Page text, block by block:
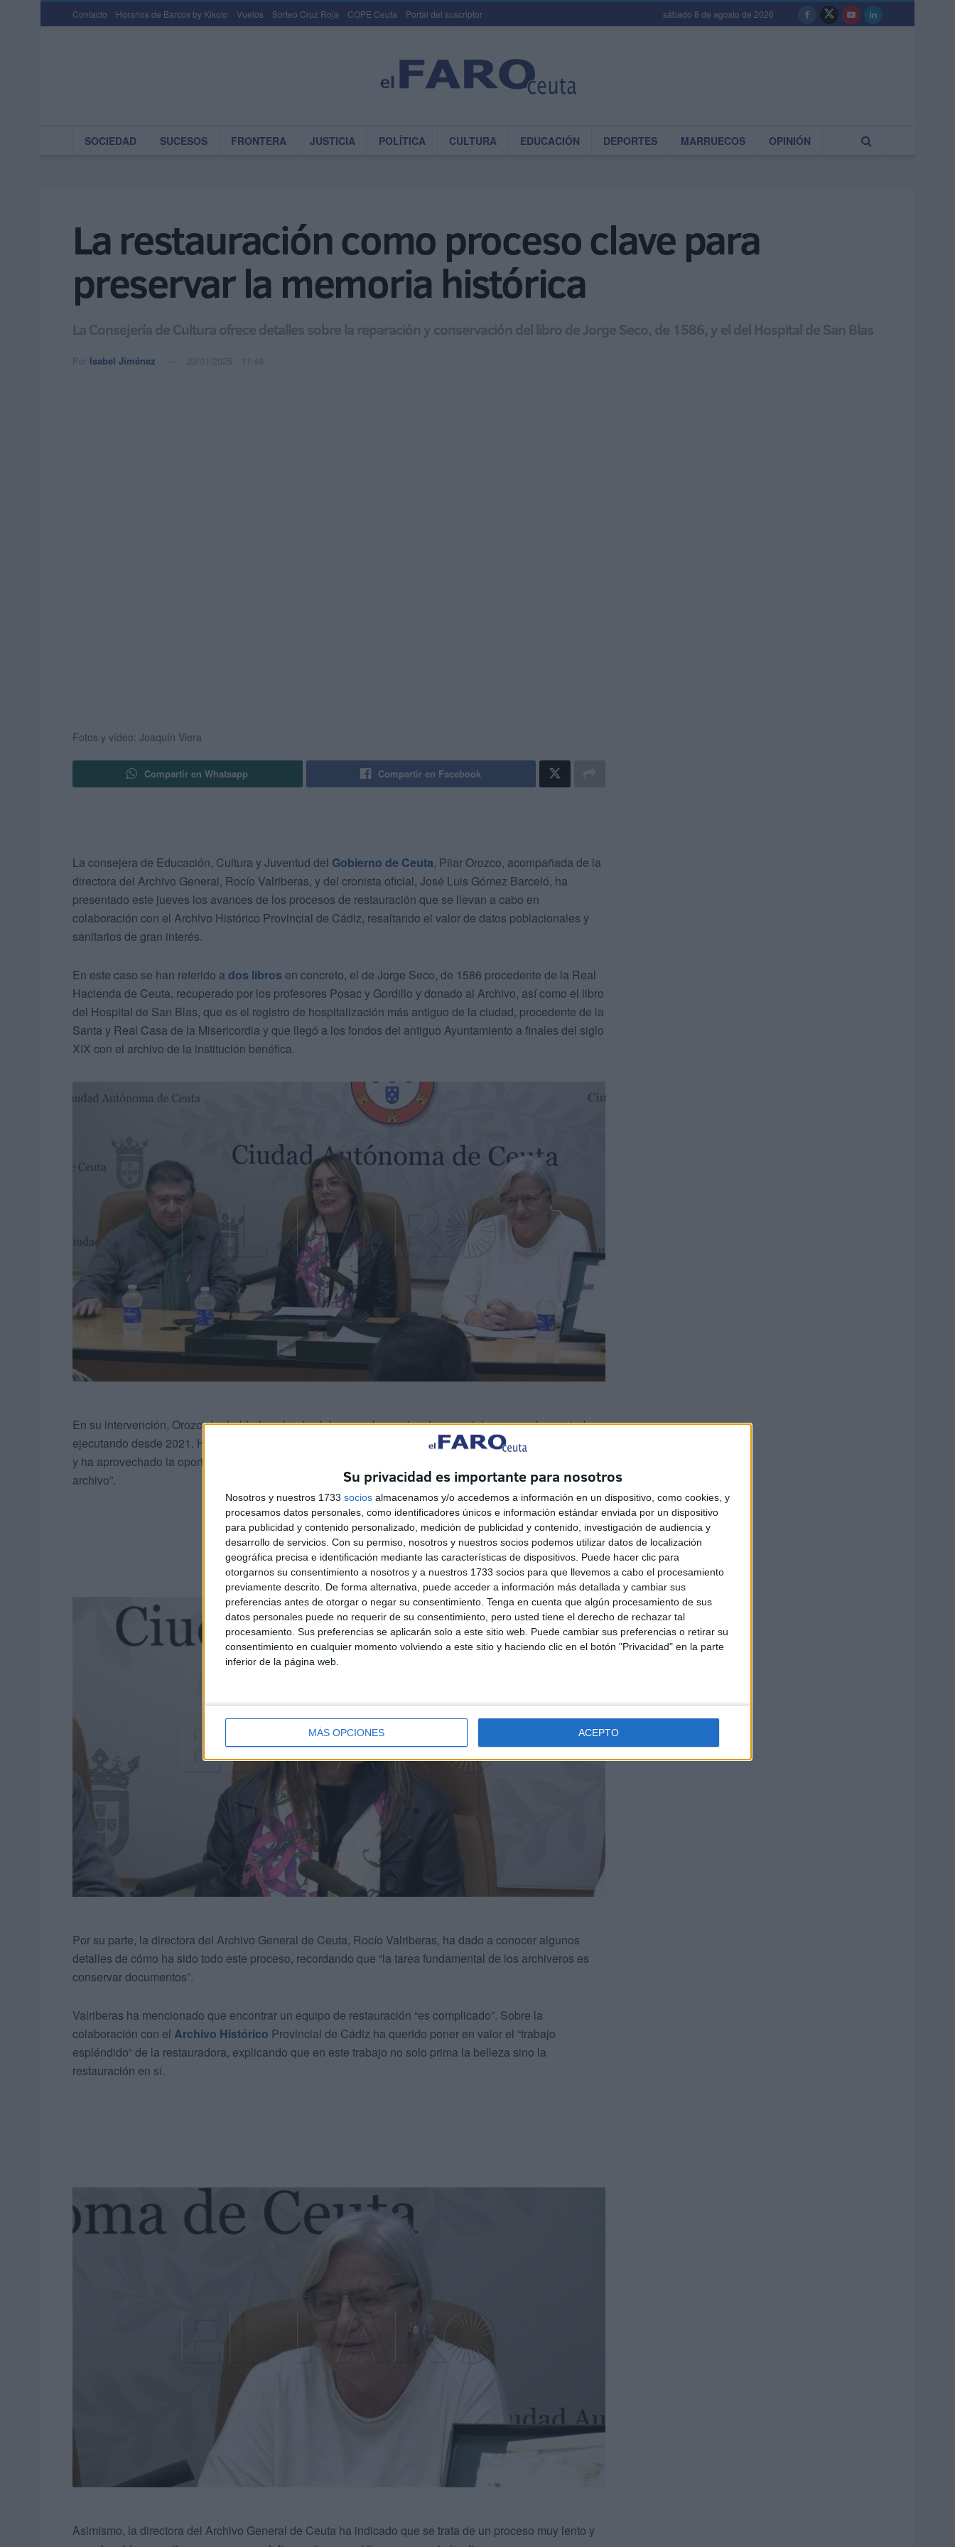
Su privacidad es importante para nosotros
Nosotros y nuestros 1733 socios almacenamos y/o accedemos a información en un dispositivo, como cookies, y
procesamos datos personales, como identificadores únicos e información estándar enviada por un dispositivo
para publicidad y contenido personalizado, medición de publicidad y contenido, investigación de audiencia y
desarrollo de servicios. Con su permiso, nosotros y nuestros socios podemos utilizar datos de localización
geográfica precisa e identificación mediante las características de dispositivos. Puede hacer clic para
otorgarnos su consentimiento a nosotros y a nuestros 1733 socios para que llevemos a cabo el procesamiento
previamente descrito. De forma alternativa, puede acceder a información más detallada y cambiar sus
preferencias antes de otorgar o negar su consentimiento. Tenga en cuenta que algún procesamiento de sus
datos personales puede no requerir de su consentimiento, pero usted tiene el derecho de rechazar tal
procesamiento. Sus preferencias se aplicarán solo a este sitio web. Puede cambiar sus preferencias o retirar su
consentimiento en cualquier momento volviendo a este sitio y haciendo clic en el botón "Privacidad" en la parte
inferior de la página web.
MÁS OPCIONES ACEPTO
Contacto Horarios de Barcos by Kikoto Vuelos Sorteo Cruz Roja COPE Ceuta Portal del suscriptor sábado 8 de agosto de 2026
SOCIEDAD SUCESOS FRONTERA JUSTICIA POLÍTICA CULTURA EDUCACIÓN DEPORTES MARRUECOS OPINIÓN
La restauración como proceso clave para
preservar la memoria histórica
La Consejería de Cultura ofrece detalles sobre la reparación y conservación del libro de Jorge Seco, de 1586, y el del Hospital de San Blas
Por Isabel Jiménez 23/01/2025 - 11:46
Fotos y vídeo: Joaquín Viera
Compartir en Whatsapp Compartir en Facebook
La consejera de Educación, Cultura y Juventud del Gobierno de Ceuta, Pilar Orozco, acompañada de la
directora del Archivo General, Rocío Valriberas, y del cronista oficial, José Luis Gómez Barceló, ha
presentado este jueves los avances de los procesos de restauración que se llevan a cabo en
colaboración con el Archivo Histórico Provincial de Cádiz, resaltando el valor de datos poblacionales y
sanitarios de gran interés.
En este caso se han referido a dos libros en concreto, el de Jorge Seco, de 1586 procedente de la Real
Hacienda de Ceuta, recuperado por los profesores Posac y Gordillo y donado al Archivo, así como el libro
del Hospital de San Blas, que es el registro de hospitalización más antiguo de la ciudad, procedente de la
Santa y Real Casa de la Misericordia y que llegó a los fondos del antiguo Ayuntamiento a finales del siglo
XIX con el archivo de la institución benéfica.
En su intervención, Orozco ha hablado sobre las labores sobre series documentales que se han estado
ejecutando desde 2021. Ha destacado el proceso de restauración del patrimonio documental de la ciudad
y ha aprovechado la oportunidad para invitar a los ceutíes y curiosos a “estas maravillas restauradas en el
archivo”.
Por su parte, la directora del Archivo General de Ceuta, Rocío Valriberas, ha dado a conocer algunos
detalles de cómo ha sido todo este proceso, recordando que “la tarea fundamental de los archiveros es
conservar documentos”.
Valriberas ha mencionado que encontrar un equipo de restauración “es complicado”. Sobre la
colaboración con el Archivo Histórico Provincial de Cádiz ha querido poner en valor el “trabajo
espléndido” de la restauradora, explicando que en este trabajo no solo prima la belleza sino la
restauración en sí.
Asimismo, la directora del Archivo General de Ceuta ha indicado que se trata de un proceso muy lento y